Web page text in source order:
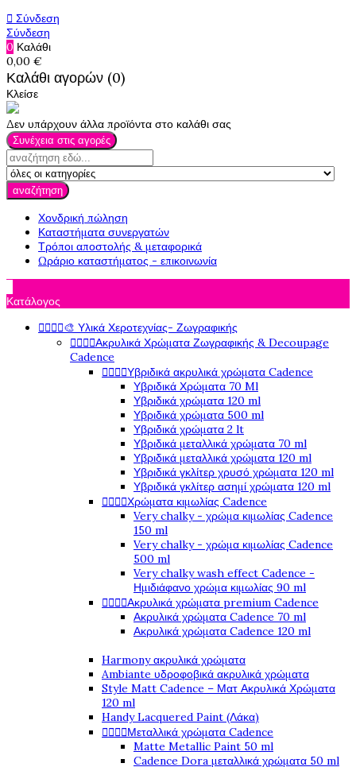
 Σύνδεση
Σύνδεση
0 Καλάθι
0,00 €
Καλάθι αγορών (0)
Κλείσε
Δεν υπάρχουν άλλα προϊόντα στο καλάθι σας
Συνέχεια στις αγορές
αναζήτηση
Χονδρική πώληση
Καταστήματα συνεργατών
Τρόποι αποστολής & μεταφορικά
Ωράριο καταστήματος - επικοινωνία
Κατάλογος
🎨 Υλικά Χεροτεχνίας- Ζωγραφικής
Ακρυλικά Χρώματα Ζωγραφικής & Decoupage
Cadence
Υβριδικά ακρυλικά χρώματα Cadence
Υβριδικά Χρώματα 70 Ml
Υβριδικά χρώματα 120 ml
Υβριδικά χρώματα 500 ml
Υβριδικά χρώματα 2 lt
Υβριδικά μεταλλικά χρώματα 70 ml
Υβριδικά μεταλλικά χρώματα 120 ml
Υβριδικά γκλίτερ χρυσό χρώματα 120 ml
Υβριδικά γκλίτερ ασημί χρώματα 120 ml
Χρώματα κιμωλίας Cadence
Very chalky - χρώμα κιμωλίας Cadence
150 ml
Very chalky - χρώμα κιμωλίας Cadence
500 ml
Very chalky wash effect Cadence -
Ημιδιάφανο χρώμα κιμωλίας 90 ml
Ακρυλικά χρώματα premium Cadence
Ακρυλικά χρώματα Cadence 70 ml
Ακρυλικά χρώματα Cadence 120 ml
Harmony ακρυλικά χρώματα
Ambiante υδροφοβικά ακρυλικά χρώματα
Style Matt Cadence – Ματ Ακρυλικά Χρώματα
120 ml
Handy Lacquered Paint (Λάκα)
Μεταλλικά χρώματα Cadence
Matte Metallic Paint 50 ml
Cadence Dora μεταλλικά χρώματα 50 ml